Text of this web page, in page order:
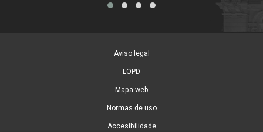
Aviso legal
LOPD
Mapa web
Normas de uso
Accesibilidade